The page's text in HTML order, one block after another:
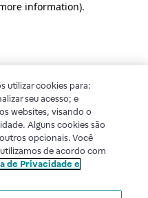
information).
utilizar cookies para:
seu acesso; e
websites, visando o
Alguns cookies são
opcionais. Você
de acordo com
de Privacidade e